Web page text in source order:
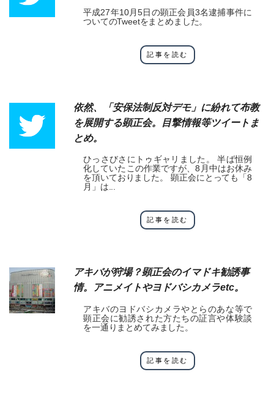
平成27年10月5日の顕正会員3名逮捕事件に
ついてのTweetをまとめました。
記事を読む
依然、「安保法制反対デモ」に紛れて布教
を展開する顕正会。目撃情報等ツイートま
とめ。
ひっさびさにトゥギャリました。 半ば恒例
化していたこの作業ですが、8月中はお休み
を頂いておりました。 顕正会にとっても「8
月」は...
記事を読む
アキバが狩場？顕正会のイマドキ勧誘事
情。アニメイトやヨドバシカメラetc。
アキバのヨドバシカメラやとらのあな等で
顕正会に勧誘された方たちの証言や体験談
を一通りまとめてみました。
記事を読む